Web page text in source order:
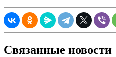
Связанные новости